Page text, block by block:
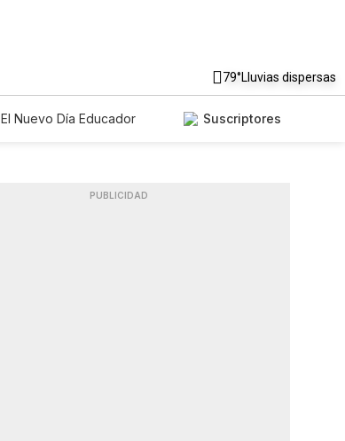
79°Lluvias dispersas
El Nuevo Día Educador
Suscriptores
PUBLICIDAD